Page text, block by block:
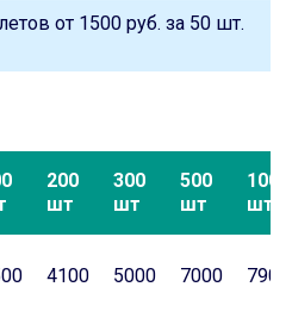
от 1500 руб. за 50 шт.
200
шт
300
шт
500
шт
1000
шт
4100 5000 7000 7900